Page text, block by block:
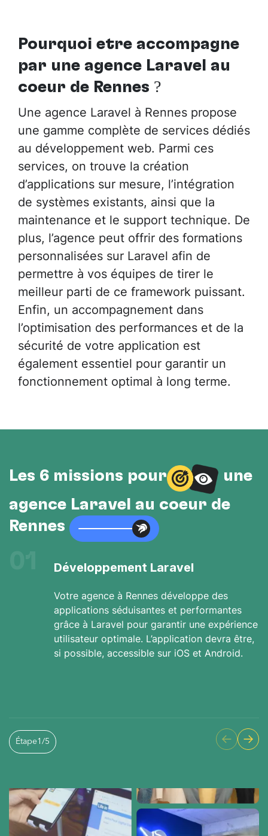
Pourquoi être accompagné
par une agence Laravel au
cœur de Rennes ?
Une agence Laravel à Rennes propose
une gamme complète de services dédiés
au développement web. Parmi ces
services, on trouve la création
d’applications sur mesure, l’intégration
de systèmes existants, ainsi que la
maintenance et le support technique. De
plus, l’agence peut offrir des formations
personnalisées sur Laravel afin de
permettre à vos équipes de tirer le
meilleur parti de ce framework puissant.
Enfin, un accompagnement dans
l’optimisation des performances et de la
sécurité de votre application est
également essentiel pour garantir un
fonctionnement optimal à long terme.
Les 6 missions pour
une
agence Laravel au cœur de
Rennes
Développement Laravel
Votre agence à Rennes développe des
applications séduisantes et performantes
grâce à Laravel pour garantir une expérience
utilisateur optimale. L’application devra être,
si possible, accessible sur iOS et Android.
Étape1 /5